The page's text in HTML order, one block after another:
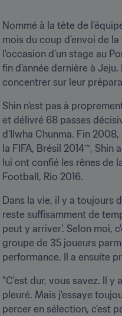
Nommé à la tête de
mois du coup d'envoi de
l'occasion d'un stage au
fin d'année dernière à
concentrer sur leur
Shin n'est pas à
et délivré 68 passes
d'Ilwha Chunma. Fin
la FIFA, Brésil 2014™,
lui ont confié les rênes de
Football, Rio 2016.
Dans la vie, il y a toujours
reste suffisamment de
peut y arriver'. Selon moi,
groupe de 35 joueurs
performance. Il a ensuite
"C'est dur, vous savez. Il
pleuré. Mais j'essaye
percer en sélection, c'est